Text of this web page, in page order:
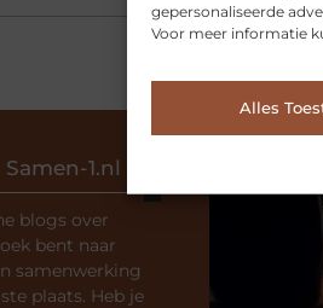
gepersonaliseerde
Voor meer informatie
Alles
1.nl
blogs over
bent naar
samenwerking
plaats. Heb je